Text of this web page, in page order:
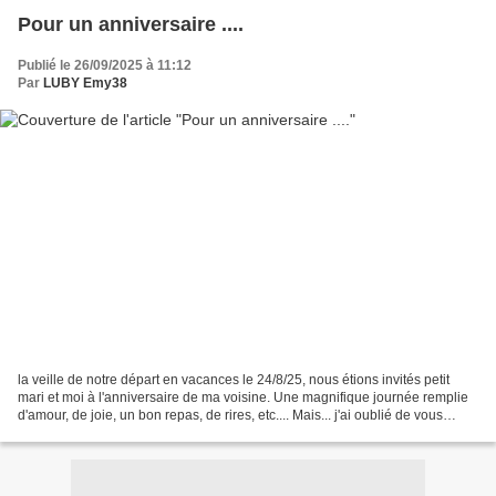
Pour un anniversaire ....
Publié le 26/09/2025 à 11:12
Par LUBY Emy38
la veille de notre départ en vacances le 24/8/25, nous étions invités petit
mari et moi à l'anniversaire de ma voisine. Une magnifique journée remplie
d'amour, de joie, un bon repas, de rires, etc.... Mais... j'ai oublié de vous